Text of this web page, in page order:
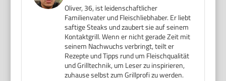
Oliver, 36, ist leidenschaftlicher
Familienvater und Fleischliebhaber. Er liebt
saftige Steaks und zaubert sie auf seinem
Kontaktgrill. Wenn er nicht gerade Zeit mit
seinem Nachwuchs verbringt, teilt er
Rezepte und Tipps rund um Fleischqualität
und Grilltechnik, um Leser zu inspirieren,
zuhause selbst zum Grillprofi zu werden.